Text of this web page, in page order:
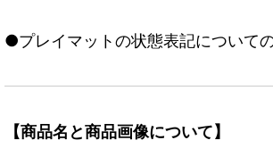
●プレイマットの状態表記について
【商品名と商品画像について】